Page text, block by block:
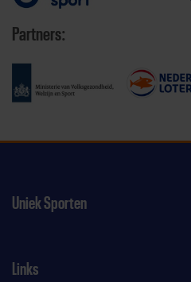
Partners:
Uniek Sporten
Links